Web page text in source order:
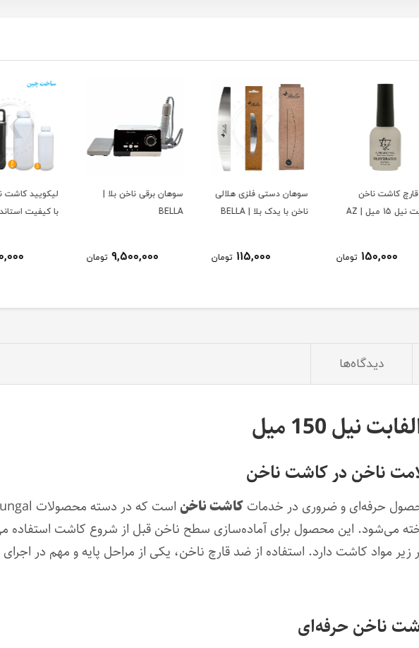
تومان
سوهان دستی فلزی هلالی
ناخن با یدک بلا | BELLA
تومان
سوهان برقی ناخن بلا |
BELLA
9,500,000 تومان
لیکویید کاشت ناخن چینی
با کیفیت استاندارد
تومان
دیدگاه‌ها
150 میل
ناخن در کاشت ناخن
کاشت ناخن
می‌شود. این محصول برای آماده‌سازی سطح ناخن قبل از شروع کاشت
زیر مواد کاشت دارد. استفاده از ضد قارچ ناخن، یکی از مراحل پایه و مهم در
ناخن حرفه‌ای